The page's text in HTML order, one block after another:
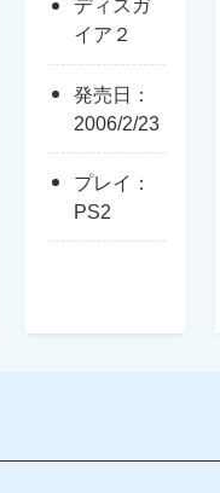
ディスガ
イア２
発売日：
2006/2/23
プレイ：
PS2